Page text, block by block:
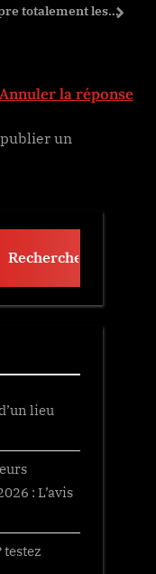
totalement les next
Annuler la réponse
un
lieu
: L’avis
testez